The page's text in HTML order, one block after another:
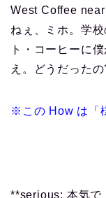
West Coffee
ねぇ、ミホ。学
ト・コーヒーに
え。どうだったの
※この How は「
**serious: 本気で